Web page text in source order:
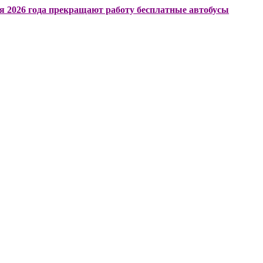
прекращают работу бесплатные автобусы